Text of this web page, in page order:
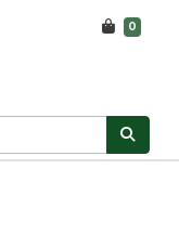
0